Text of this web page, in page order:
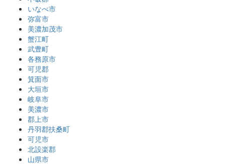
いなべ市
弥富市
美濃加茂市
蟹江町
武豊町
各務原市
可児郡
箕面市
大垣市
岐阜市
美濃市
郡上市
丹羽郡扶桑町
可児市
北設楽郡
山県市